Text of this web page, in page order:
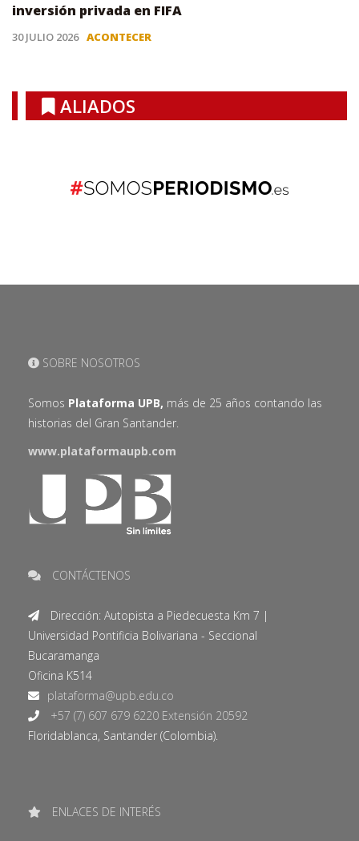
inversión privada en FIFA
30 JULIO 2026 ACONTECER
ALIADOS
SOBRE NOSOTROS
Somos Plataforma UPB, más de 25 años contando las
historias del Gran Santander.
www.plataformaupb.com
CONTÁCTENOS
Dirección: Autopista a Piedecuesta Km 7 |
Universidad Pontificia Bolivariana - Seccional
Bucaramanga
Oficina K514
+57 (7) 607 679 6220 Extensión 20592
Floridablanca, Santander (Colombia).
ENLACES DE INTERÉS